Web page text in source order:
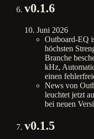
v0.1.6
10. Juni 2026
Outboard-EQ
höchsten
Branche
kHz,
einen
News von
leuchtet jetzt
bei neuen
v0.1.5